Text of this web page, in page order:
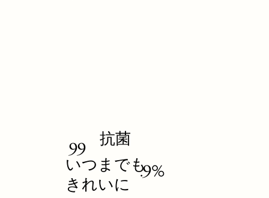
99
.9%
抗菌
いつまでも
​きれいに